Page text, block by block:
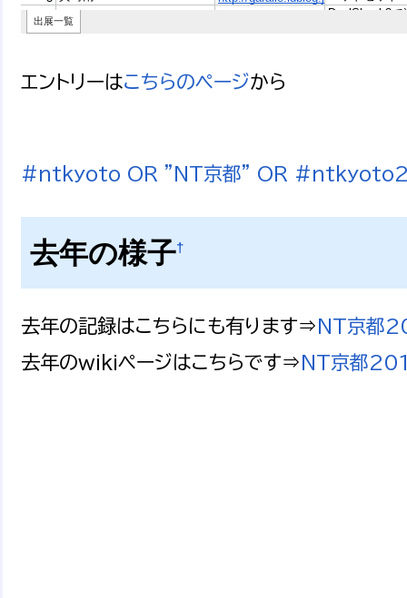
エントリーはこちらのページから
#ntkyoto OR "NT京都" OR
去年の様子†
去年の記録はこちらにも有ります⇒ NT京都
去年のwikiページはこちらです⇒ NT京都